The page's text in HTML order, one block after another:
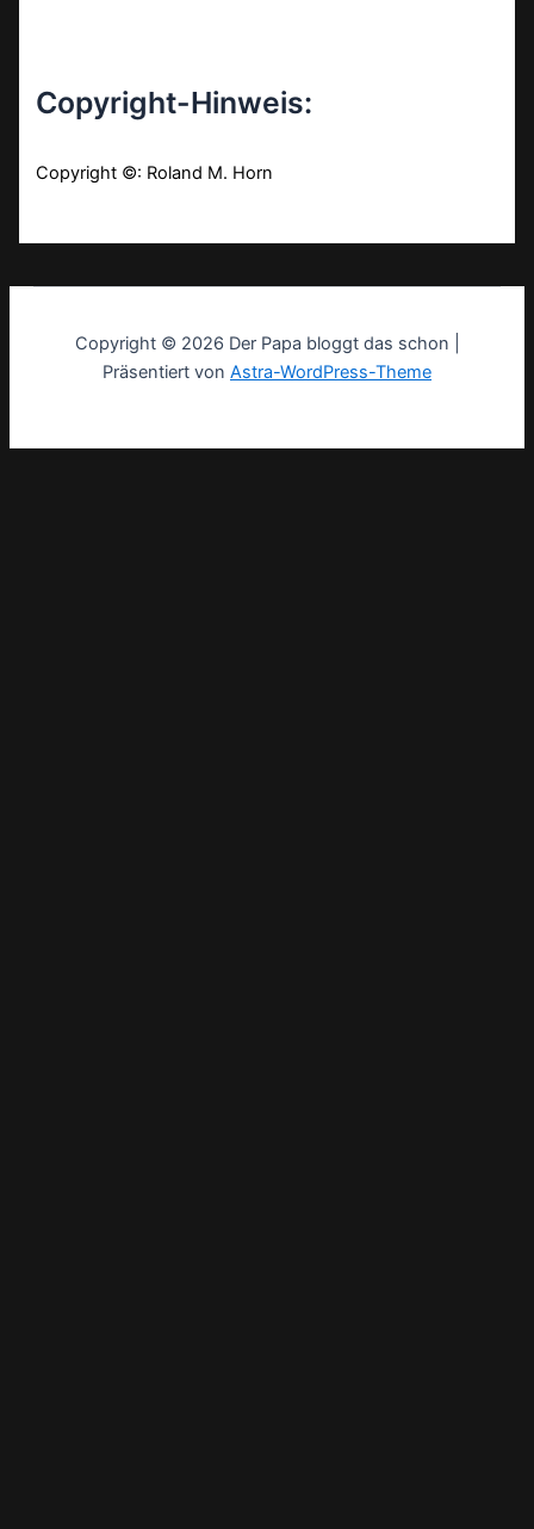
Copyright-Hinweis:
Copyright ©: Roland M. Horn
Copyright © 2026 Der Papa bloggt das schon |
Präsentiert von Astra-WordPress-Theme